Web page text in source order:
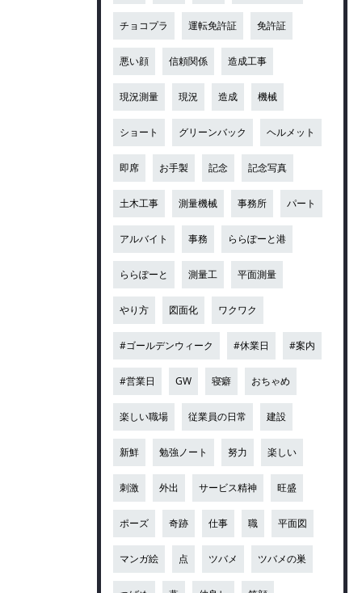
チョコプラ 運転免許証 免許証
悪い顔 信頼関係 造成工事
現況測量 現況 造成 機械
ショート グリーンバック ヘルメット
即席 お手製 記念 記念写真
土木工事 測量機械 事務所 パート
アルバイト 事務 ららぽーと港
ららぽーと 測量工 平面測量
やり方 図面化 ワクワク
#ゴールデンウィーク #休業日 #案内
#営業日 GW 寝癖 おちゃめ
楽しい職場 従業員の日常 建設
新鮮 勉強ノート 努力 楽しい
刺激 外出 サービス精神 旺盛
ポーズ 奇跡 仕事 職 平面図
マンガ絵 点 ツバメ ツバメの巣